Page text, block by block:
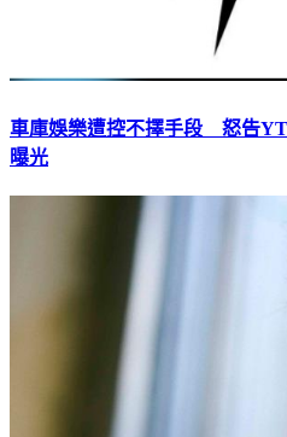
車庫娛樂遭控不擇手段 怒告
曝光